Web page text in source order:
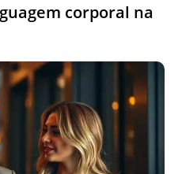
corporal na